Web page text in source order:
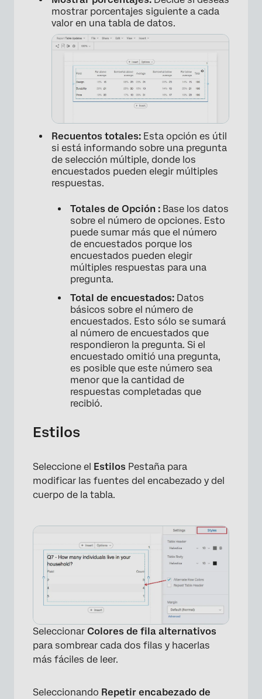
×
mostrar porcentajes siguiente a cada
valor en una tabla de datos.
Recuentos totales: Esta opción es útil
si está informando sobre una pregunta
de selección múltiple, donde los
encuestados pueden elegir múltiples
respuestas.
Totales de Opción : Base los datos
sobre el número de opciones. Esto
puede sumar más que el número
de encuestados porque los
encuestados pueden elegir
múltiples respuestas para una
pregunta.
Total de encuestados: Datos
básicos sobre el número de
encuestados. Esto sólo se sumará
al número de encuestados que
respondieron la pregunta. Si el
encuestado omitió una pregunta,
es posible que este número sea
menor que la cantidad de
respuestas completadas que
recibió.
Estilos
Seleccione el Estilos Pestaña para
modificar las fuentes del encabezado y del
cuerpo de la tabla.
Seleccionar Colores de fila alternativos
para sombrear cada dos filas y hacerlas
más fáciles de leer.
Seleccionando Repetir encabezado de